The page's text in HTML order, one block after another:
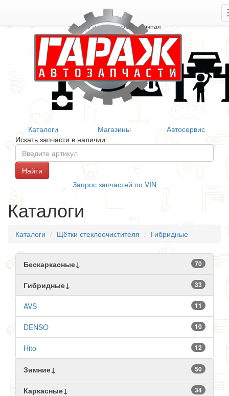
+7 906 377 46 46Справочная
Каталоги Магазины
Автосервис
Искать запчасти в наличии
Запрос запчастей по VIN
Каталоги
Каталоги Щётки стеклоочистителя Гибридные
Бескаркасные↓ 70
Гибридные↓ 33
11
AVS
10
DENSO
12
Hito
Зимние↓ 50
Каркасные↓ 34